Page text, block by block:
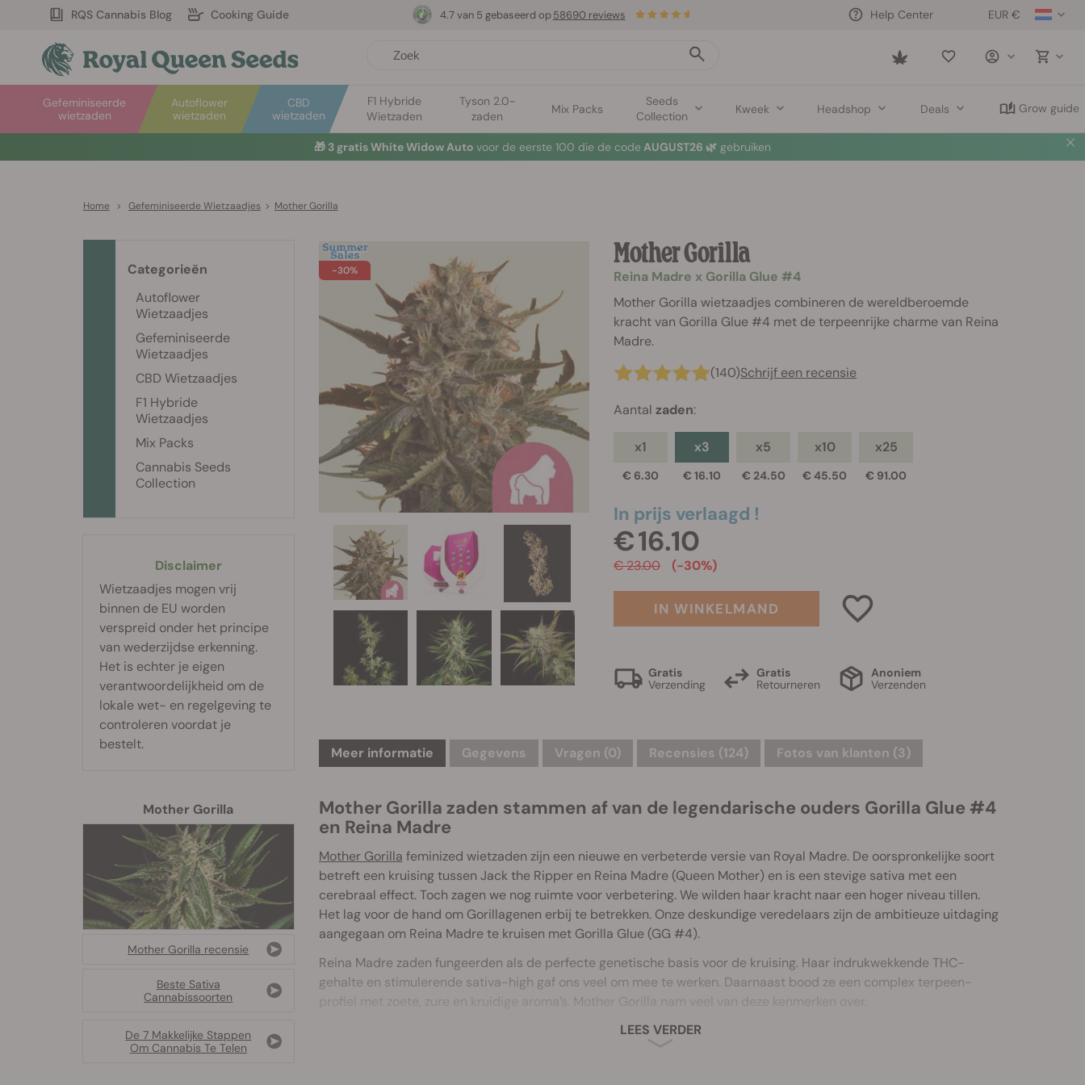
RQS Cannabis Blog Cooking Guide EUR €
Help Center
Saved
Autoflower
wietzaden
Gefeminiseerde
wietzaden
CBD
wietzaden
F1 Hybride
Wietzaden
Tyson 2.0-
zaden
Mix Packs
Seeds
Collection
Kweek Headshop Deals Grow guide
4.7 van 5 gebaseerd op 58690 reviews
🎁 3 gratis White Widow Auto voor de eerste 100 die de code AUGUST26 🌿 gebruiken
Home > Gefeminiseerde Wietzaadjes > Mother Gorilla
-30%
Mother Gorilla
Reina Madre x Gorilla Glue #4
Mother Gorilla wietzaadjes combineren de wereldberoemde
kracht van Gorilla Glue #4 met de terpeenrijke charme van Reina
Madre.
(140)Schrijf een recensie
Aantalzaden:
x1
€ 6.30
x3
€ 16.10
x5
€ 24.50
x10
€ 45.50
x25
€ 91.00
In prijs verlaagd !
€ 16.10
€ 23.00 (-30%)
IN WINKELMAND
Gratis
Verzending
Gratis
Retourneren
Anoniem
Verzenden
Meer informatie Gegevens Vragen (0) Recensies (124) Fotos van klanten (3)
Mother Gorilla zaden stammen af van de legendarische ouders Gorilla Glue #4
en Reina Madre
Mother Gorilla feminized wietzaden zijn een nieuwe en verbeterde versie van Royal Madre. De oorspronkelijke soort
betreft een kruising tussen Jack the Ripper en Reina Madre (Queen Mother) en is een stevige sativa met een
cerebraal effect. Toch zagen we nog ruimte voor verbetering. We wilden haar kracht naar een hoger niveau tillen.
Het lag voor de hand om Gorillagenen erbij te betrekken. Onze deskundige veredelaars zijn de ambitieuze uitdaging
aangegaan om Reina Madre te kruisen met Gorilla Glue (GG #4).
Reina Madre zaden fungeerden als de perfecte genetische basis voor de kruising. Haar indrukwekkende THC-
gehalte en stimulerende sativa-high gaf ons veel om mee te werken. Daarnaast bood ze een complex terpeen-
profiel met zoete, zure en kruidige aroma’s. Mother Gorilla nam veel van deze kenmerken over.
Reina Madre zorgt voor smaak, maar Gorilla Glue #4 zorgt voor een ongeëvenaarde kracht. Deze krachtige cultivar
staat overal bekend om haar waanzinnige high. Het sativa-effect wordt gevoed door een kolossaal THC-gehalte van
LEES VERDER
Categorieën
Autoflower
Wietzaadjes
Gefeminiseerde
Wietzaadjes
CBD Wietzaadjes
F1 Hybride
Wietzaadjes
Mix Packs
Cannabis Seeds
Collection
Disclaimer
Wietzaadjes mogen vrij
binnen de EU worden
verspreid onder het principe
van wederzijdse erkenning.
Het is echter je eigen
verantwoordelijkheid om de
lokale wet- en regelgeving te
controleren voordat je
bestelt.
Mother Gorilla
Mother Gorilla recensie
Beste Sativa
Cannabissoorten
De 7 Makkelijke Stappen
Om Cannabis Te Telen